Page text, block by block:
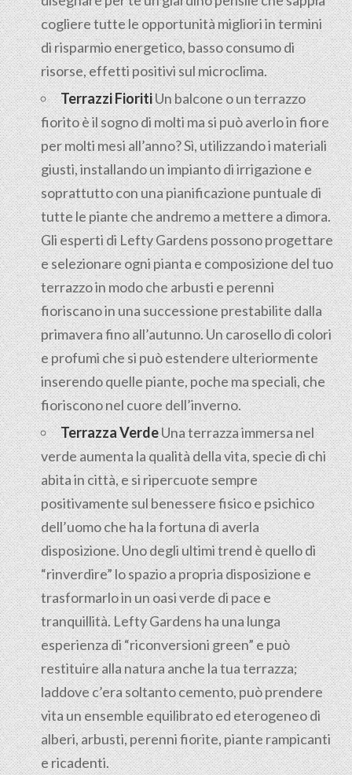
cogliere tutte le opportunità migliori in termini
di risparmio energetico, basso consumo di
risorse, effetti positivi sul microclima.
Terrazzi FioritiUn balcone o un terrazzo
fiorito è il sogno di molti ma si può averlo in fiore
per molti mesi all’anno? Sì, utilizzando i materiali
giusti, installando un impianto di irrigazione e
soprattutto con una pianificazione puntuale di
tutte le piante che andremo a mettere a dimora.
Gli esperti di Lefty Gardens possono progettare
e selezionare ogni pianta e composizione del tuo
terrazzo in modo che arbusti e perenni
fioriscano in una successione prestabilite dalla
primavera fino all’autunno. Un carosello di colori
e profumi che si può estendere ulteriormente
inserendo quelle piante, poche ma speciali, che
fioriscono nel cuore dell’inverno.
Terrazza VerdeUna terrazza immersa nel
verde aumenta la qualità della vita, specie di chi
abita in città, e si ripercuote sempre
positivamente sul benessere fisico e psichico
dell’uomo che ha la fortuna di averla
disposizione. Uno degli ultimi trend è quello di
“rinverdire” lo spazio a propria disposizione e
trasformarlo in un oasi verde di pace e
tranquillità. Lefty Gardens ha una lunga
esperienza di “riconversioni green” e può
restituire alla natura anche la tua terrazza;
laddove c’era soltanto cemento, può prendere
vita un ensemble equilibrato ed eterogeneo di
alberi, arbusti, perenni fiorite, piante rampicanti
e ricadenti.